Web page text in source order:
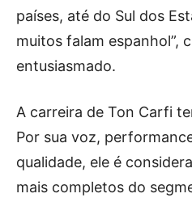
países, até do Sul dos
muitos falam espanhol”,
entusiasmado.
A carreira de Ton Carfi
Por sua voz,
qualidade, ele é
mais completos do